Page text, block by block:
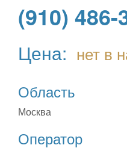
(910) 486-
Цена: нет в
Область
Москва
Оператор